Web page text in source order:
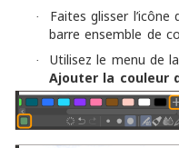
·
Faites glisser
barre ensemble de
· Utilisez le menu de
Ajouter la couleur